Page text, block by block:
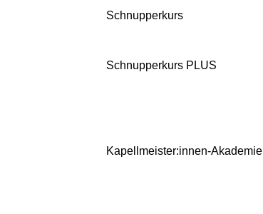
Schnupperkurs
Schnupperkurs PLUS
Kapellmeister:innen-Akademie